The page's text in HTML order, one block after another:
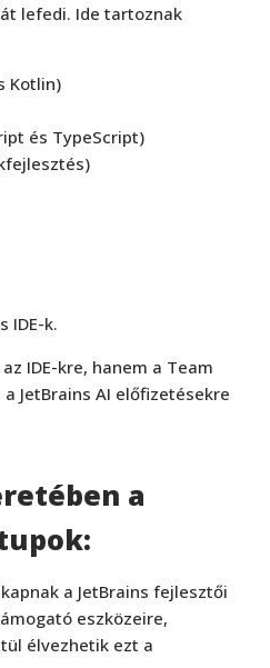
lefedi. Ide tartoznak
Kotlin)
és TypeScript)
IDE-k.
IDE-kre, hanem a Team
JetBrains AI előfizetésekre
a
a JetBrains fejlesztői
eszközeire,
élvezhetik ezt a